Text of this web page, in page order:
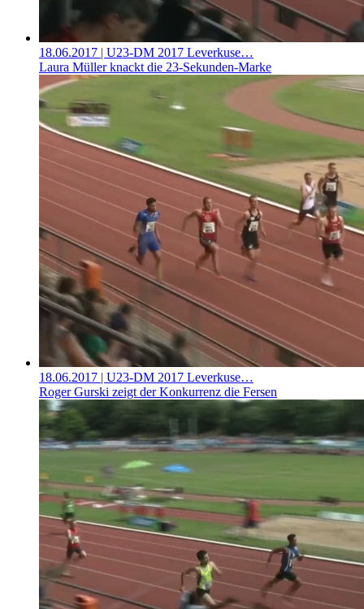
18.06.2017 | U23-DM 2017 Leverkuse…
Laura Müller knackt die 23-Sekunden-Marke
18.06.2017 | U23-DM 2017 Leverkuse…
Roger Gurski zeigt der Konkurrenz die Fersen